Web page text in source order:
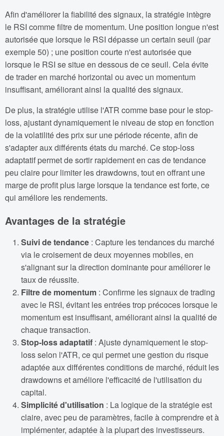
Afin d'améliorer la fiabilité des signaux, la stratégie intègre
le RSI comme filtre de momentum. Une position longue n'est
autorisée que lorsque le RSI dépasse un certain seuil (par
exemple 50) ; une position courte n'est autorisée que
lorsque le RSI se situe en dessous de ce seuil. Cela évite
de trader en marché horizontal ou avec un momentum
insuffisant, améliorant ainsi la qualité des signaux.
De plus, la stratégie utilise l'ATR comme base pour le stop-
loss, ajustant dynamiquement le niveau de stop en fonction
de la volatilité des prix sur une période récente, afin de
s'adapter aux différents états du marché. Ce stop-loss
adaptatif permet de sortir rapidement en cas de tendance
peu claire pour limiter les drawdowns, tout en offrant une
marge de profit plus large lorsque la tendance est forte, ce
qui améliore les rendements.
Avantages de la stratégie
Suivi de tendance : Capture les tendances du marché
via le croisement de deux moyennes mobiles, en
s'alignant sur la direction dominante pour améliorer le
taux de réussite.
Filtre de momentum : Confirme les signaux de trading
avec le RSI, évitant les entrées trop précoces lorsque le
momentum est insuffisant, améliorant ainsi la qualité de
chaque transaction.
Stop-loss adaptatif : Ajuste dynamiquement le stop-
loss selon l'ATR, ce qui permet une gestion du risque
adaptée aux différentes conditions de marché, réduit les
drawdowns et améliore l'efficacité de l'utilisation du
capital.
Simplicité d'utilisation : La logique de la stratégie est
claire, avec peu de paramètres, facile à comprendre et à
implémenter, adaptée à la plupart des investisseurs.